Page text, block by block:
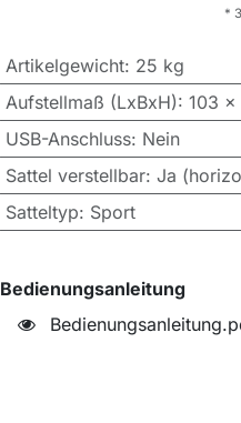
*
Artikelgewicht: 25 kg
Aufstellmaß (LxBxH):103 x
USB-Anschluss: Nein
Sattel verstellbar:Ja
Satteltyp: Sport
Bedienungsanleitung